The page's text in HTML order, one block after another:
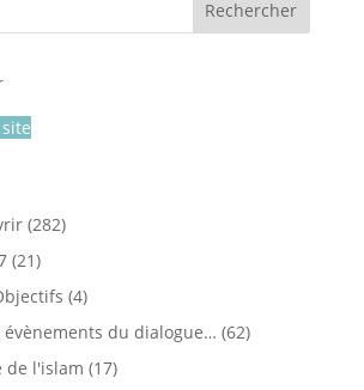
(282)
(21)
(4)
évènements du dialogue… (62)
de l'islam (17)